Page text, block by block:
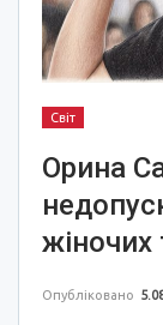
Світ
Орина
жіночих
Опубліковано